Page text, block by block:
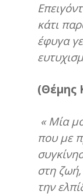
κάτι
έφυγα
(Θέμης
« Μία
που με
στη
την